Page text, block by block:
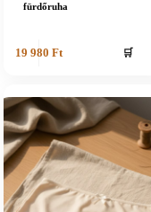
fürdőruha
19 980 Ft 🛒